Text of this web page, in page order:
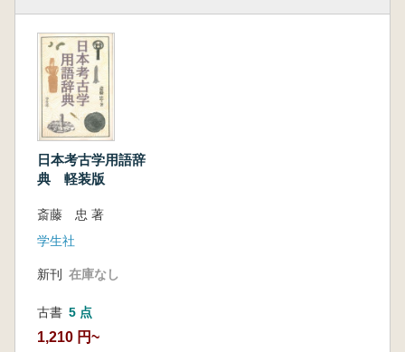
日本考古学用語辞
典 軽装版
斎藤 忠 著
学生社
新刊 在庫なし
古書 5 点
1,210 円~